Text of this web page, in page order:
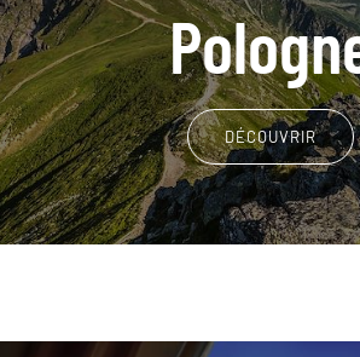
DÉCOUVRIR